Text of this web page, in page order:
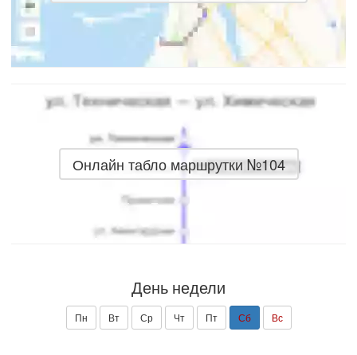
Онлайн табло маршрутки №104
День недели
Пн Вт Ср Чт Пт Сб Вс